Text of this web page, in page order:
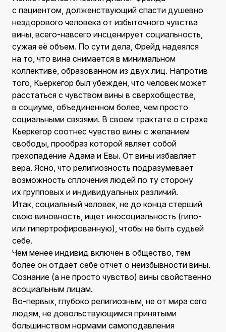
с пациентом, долженствующий спасти душевно
нездорового человека от избыточного чувства
вины, всего-навсего инсценирует социальность,
сужая её объем. По сути дела, Фрейд надеялся
на то, что вина снимается в минимальном
коллективе, образованном из двух лиц. Напротив
того, Кьеркегор был убежден, что человек может
расстаться с чувством вины в сверхобществе,
в социуме, объединенном более, чем просто
социальными связями. В своем трактате о страхе
Кьеркегор соотнес чувство вины с желанием
свободы, прообраз которой являет собой
грехопадение Адама и Евы. От вины избавляет
вера. Ясно, что религиозность подразумевает
возможность сплочения людей по ту сторону
их групповых и индивидуальных различий.
Итак, социальный человек, не до конца стерший
свою виновность, ищет иносоциальность (гипо-
или гипертрофированную), чтобы не быть судьей
себе.
Чем менее индивид включен в общество, тем
более он отдает себе отчет о неизбывности вины.
Сознание (а не просто чувство) вины свойственно
асоциальным лицам.
Во-первых, глубоко религиозным, не от мира сего
людям, не довольствующимся принятыми
большинством нормами самоподавления